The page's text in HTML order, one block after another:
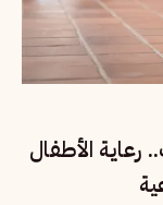
رعاية الأطفال